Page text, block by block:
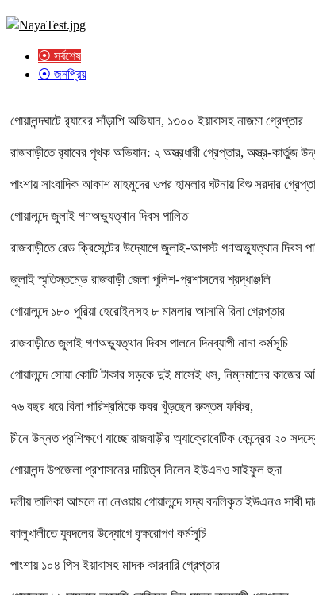
⦿ সর্বশেষ
⦿ জনপ্রিয়
গোয়ালন্দঘাটে র‌্যাবের সাঁড়াশি অভিযান, ১৩০০ ইয়াবাসহ নাজমা গ্রেপ্তার
রাজবাড়ীতে র‌্যাবের পৃথক অভিযান: ২ অস্ত্রধারী গ্রেপ্তার, অস্ত্র-কার্তুজ
পাংশায় সাংবাদিক আকাশ মাহমুদের ওপর হামলার ঘটনায় বিশু সরদার
গোয়ালন্দে জুলাই গণঅভ্যুত্থান দিবস পালিত
রাজবাড়ীতে রেড ক্রিসেন্টের উদ্যোগে জুলাই-আগস্ট গণঅভ্যুত্থান দিবস
জুলাই স্মৃতিস্তম্ভে রাজবাড়ী জেলা পুলিশ-প্রশাসনের শ্রদ্ধাঞ্জলি
গোয়ালন্দে ১৮০ পুরিয়া হেরোইনসহ ৮ মামলার আসামি রিনা গ্রেপ্তার
রাজবাড়ীতে জুলাই গণঅভ্যুত্থান দিবস পালনে দিনব্যাপী নানা কর্মসূচি
গোয়ালন্দে সোয়া কোটি টাকার সড়কে দুই মাসেই ধস, নিম্নমানের কাজের
৭৬ বছর ধরে বিনা পারিশ্রমিকে কবর খুঁড়ছেন রুস্তম ফকির,
চীনে উন্নত প্রশিক্ষণে যাচ্ছে রাজবাড়ীর অ্যাক্রোবেটিক কেন্দ্রের ২০
গোয়ালন্দ উপজেলা প্রশাসনের দায়িত্ব নিলেন ইউএনও সাইফুল হুদা
দলীয় তালিকা আমলে না নেওয়ায় গোয়ালন্দে সদ্য বদলিকৃত ইউএনও সাথী
কালুখালীতে যুবদলের উদ্যোগে বৃক্ষরোপণ কর্মসূচি
পাংশায় ১০৪ পিস ইয়াবাসহ মাদক কারবারি গ্রেপ্তার